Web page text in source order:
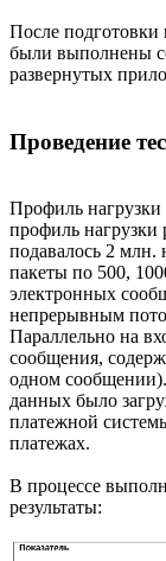
После подготовки
были выполнены
развернутых
Проведение
Профиль
профиль
подавалось 2
пакеты по 500,
электронных
непрерывным
Параллельно на
сообщения,
одном
данных было
платежной
платежах.
В процессе
результаты: